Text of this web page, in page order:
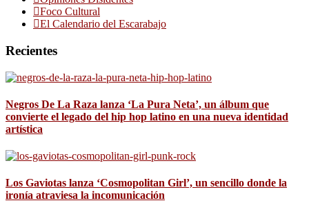
Foco Cultural
El Calendario del Escarabajo
Recientes
Negros De La Raza lanza ‘La Pura Neta’, un álbum que
convierte el legado del hip hop latino en una nueva identidad
artística
Los Gaviotas lanza ‘Cosmopolitan Girl’, un sencillo donde la
ironía atraviesa la incomunicación